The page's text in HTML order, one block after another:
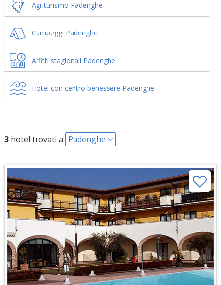
Agriturismo Padenghe
Campeggi Padenghe
Affitti stagionali Padenghe
Hotel con centro benessere Padenghe
3hotel trovati a Padenghe